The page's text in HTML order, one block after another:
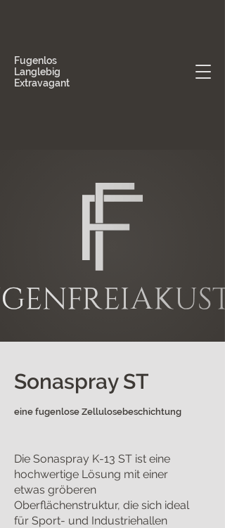
Fugenlos
Langlebig
Extravagant
Sonaspray ST
eine fugenlose Zellulosebeschichtung
Die Sonaspray K-13 ST ist eine
hochwertige Lösung mit einer
etwas gröberen
Oberflächenstruktur, die sich ideal
für Sport- und Industriehallen